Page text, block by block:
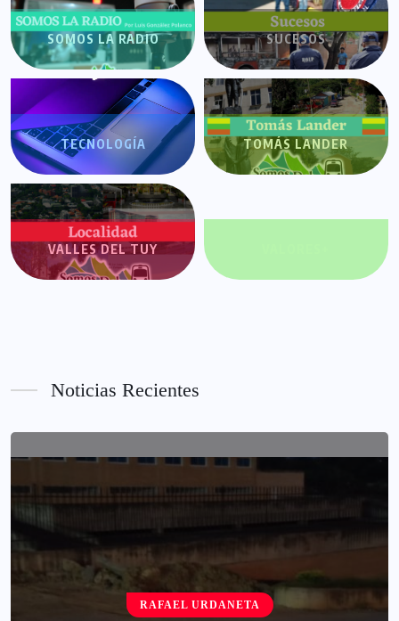
SOMOS LA RADIO SUCESOS
TECNOLOGÍA TOMÁS LANDER
VALLES DEL TUY
Noticias Recientes
RAFAEL URDANETA